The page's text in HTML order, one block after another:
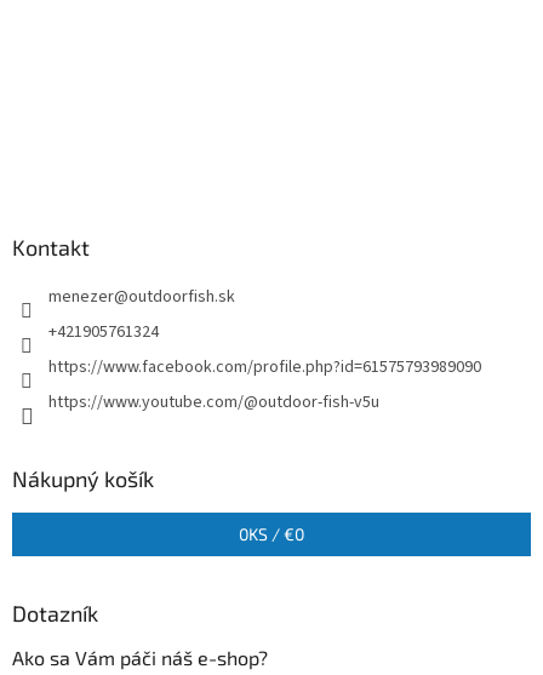
Kontakt
menezer@outdoorfish.sk
+421905761324
https://www.facebook.com/profile.php?id=61575793989090
https://www.youtube.com/@outdoor-fish-v5u
Nákupný košík
0KS /€0
Dotazník
Ako sa Vám páči náš e-shop?